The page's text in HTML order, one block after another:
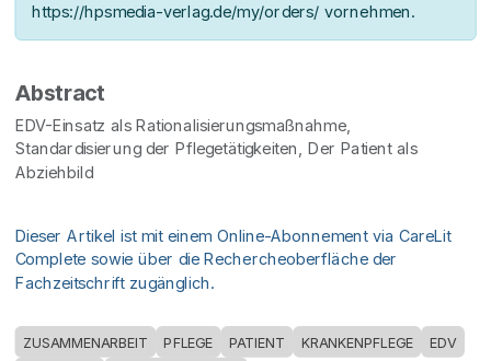
https://hpsmedia-verlag.de/my/orders/ vornehmen.
Abstract
EDV-Einsatz als Rationalisierungsmaßnahme,
Standardisierung der Pflegetätigkeiten, Der Patient als
Abziehbild
Dieser Artikel ist mit einem Online-Abonnement via CareLit
Complete sowie über die Rechercheoberfläche der
Fachzeitschrift zugänglich.
ZUSAMMENARBEIT PFLEGE PATIENT KRANKENPFLEGE EDV